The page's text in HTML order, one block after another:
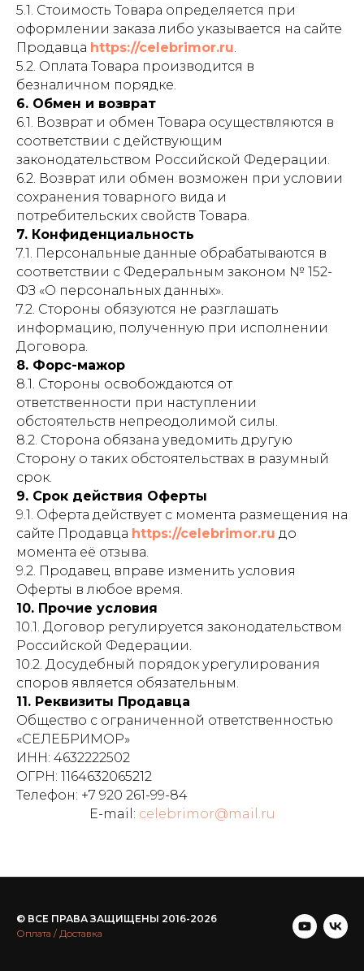
5.1. Стоимость Товара определяется при
оформлении заказа либо указывается на сайте
Продавца https://celebrimor.ru.
5.2. Оплата Товара производится в
безналичном порядке.
6. Обмен и возврат
6.1. Возврат и обмен Товара осуществляются в
соответствии с действующим
законодательством Российской Федерации.
6.2. Возврат или обмен возможен при условии
сохранения товарного вида и
потребительских свойств Товара.
7. Конфиденциальность
7.1. Персональные данные обрабатываются в
соответствии с Федеральным законом № 152-
ФЗ «О персональных данных».
7.2. Стороны обязуются не разглашать
информацию, полученную при исполнении
Договора.
8. Форс-мажор
8.1. Стороны освобождаются от
ответственности при наступлении
обстоятельств непреодолимой силы.
8.2. Сторона обязана уведомить другую
Сторону о таких обстоятельствах в разумный
срок.
9. Срок действия Оферты
9.1. Оферта действует с момента размещения на
сайте Продавца https://celebrimor.ru до
момента её отзыва.
9.2. Продавец вправе изменить условия
Оферты в любое время.
10. Прочие условия
10.1. Договор регулируется законодательством
Российской Федерации.
10.2. Досудебный порядок урегулирования
споров является обязательным.
11. Реквизиты Продавца
Общество с ограниченной ответственностью
«СЕЛЕБРИМОР»
ИНН: 4632222502
ОГРН: 1164632065212
Телефон: +7 920 261-99-84
E-mail: celebrimor@mail.ru
© ВСЕ ПРАВА ЗАЩИЩЕНЫ 2016-2026
Оплата / Доставка